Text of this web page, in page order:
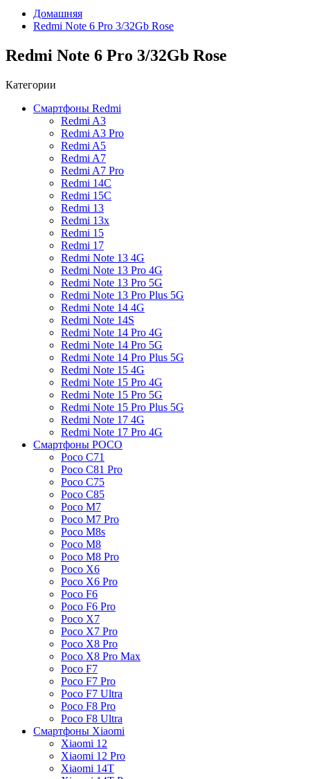
Домашняя
Redmi Note 6 Pro 3/32Gb Rose
Redmi Note 6 Pro 3/32Gb Rose
Категории
Смартфоны Redmi
Redmi A3
Redmi A3 Pro
Redmi A5
Redmi A7
Redmi A7 Pro
Redmi 14C
Redmi 15C
Redmi 13
Redmi 13x
Redmi 15
Redmi 17
Redmi Note 13 4G
Redmi Note 13 Pro 4G
Redmi Note 13 Pro 5G
Redmi Note 13 Pro Plus 5G
Redmi Note 14 4G
Redmi Note 14S
Redmi Note 14 Pro 4G
Redmi Note 14 Pro 5G
Redmi Note 14 Pro Plus 5G
Redmi Note 15 4G
Redmi Note 15 Pro 4G
Redmi Note 15 Pro 5G
Redmi Note 15 Pro Plus 5G
Redmi Note 17 4G
Redmi Note 17 Pro 4G
Смартфоны POCO
Poco C71
Poco C81 Pro
Poco C75
Poco C85
Poco M7
Poco M7 Pro
Poco M8s
Poco M8
Poco M8 Pro
Poco X6
Poco X6 Pro
Poco F6
Poco F6 Pro
Poco X7
Poco X7 Pro
Poco X8 Pro
Poco X8 Pro Max
Poco F7
Poco F7 Pro
Poco F7 Ultra
Poco F8 Pro
Poco F8 Ultra
Смартфоны Xiaomi
Xiaomi 12
Xiaomi 12 Pro
Xiaomi 14T